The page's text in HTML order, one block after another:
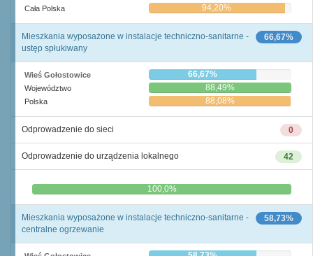
Cała Polska 94,20%
66,67%
Mieszkania wyposażone w instalacje techniczno-sanitarne -
ustęp spłukiwany
Wieś Gołostowice 66,67%
Województwo 88,49%
Polska 88,08%
0
Odprowadzenie do sieci
42
Odprowadzenie do urządzenia lokalnego
0,0% 100,0%
58,73%
Mieszkania wyposażone w instalacje techniczno-sanitarne -
centralne ogrzewanie